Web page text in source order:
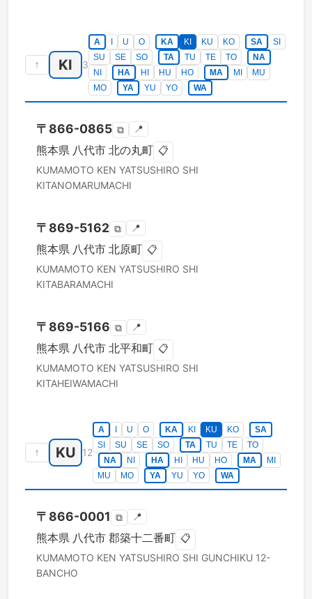
↑ KI 3
A U O KA KI KU KO SA
SI
SU
SE SO TA TU TE TO
NA
NI
HA HI HU HO MA MI
MU
MO
YA YU YO WA
〒 866-0865 ⧉ 📍
熊本県 八代市 北の丸町 📋
KUMAMOTO KEN YATSUSHIRO SHI
KITANOMARUMACHI
〒 869-5162 ⧉ 📍
熊本県 八代市 北原町 📋
KUMAMOTO KEN YATSUSHIRO SHI
KITABARAMACHI
〒 869-5166 ⧉ 📍
熊本県 八代市 北平和町 📋
KUMAMOTO KEN YATSUSHIRO SHI
KITAHEIWAMACHI
↑ KU 12
A U O KA KI KU KO
SA
SI
SU SE SO TA TU TE
TO
NA
NI HA HI HU HO MA
MI
MU
MO YA YU YO WA
〒 866-0001 ⧉ 📍
熊本県 八代市 郡築十二番町 📋
KUMAMOTO KEN YATSUSHIRO SHI GUNCHIKU 12-
BANCHO